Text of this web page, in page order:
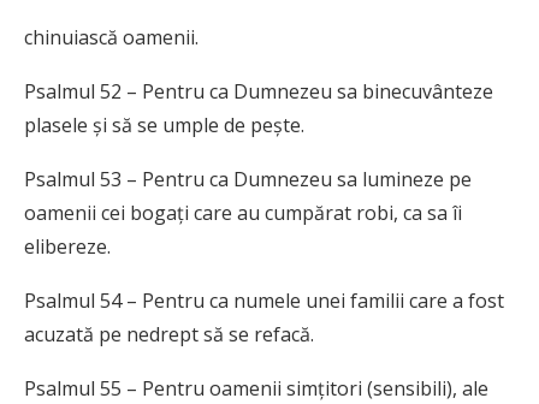
chinuiască oamenii.
Psalmul 52 – Pentru ca Dumnezeu sa binecuvânteze
plasele și să se umple de pește.
Psalmul 53 – Pentru ca Dumnezeu sa lumineze pe
oamenii cei bogați care au cumpărat robi, ca sa îi
elibereze.
Psalmul 54 – Pentru ca numele unei familii care a fost
acuzată pe nedrept să se refacă.
Psalmul 55 – Pentru oamenii simțitori (sensibili), ale